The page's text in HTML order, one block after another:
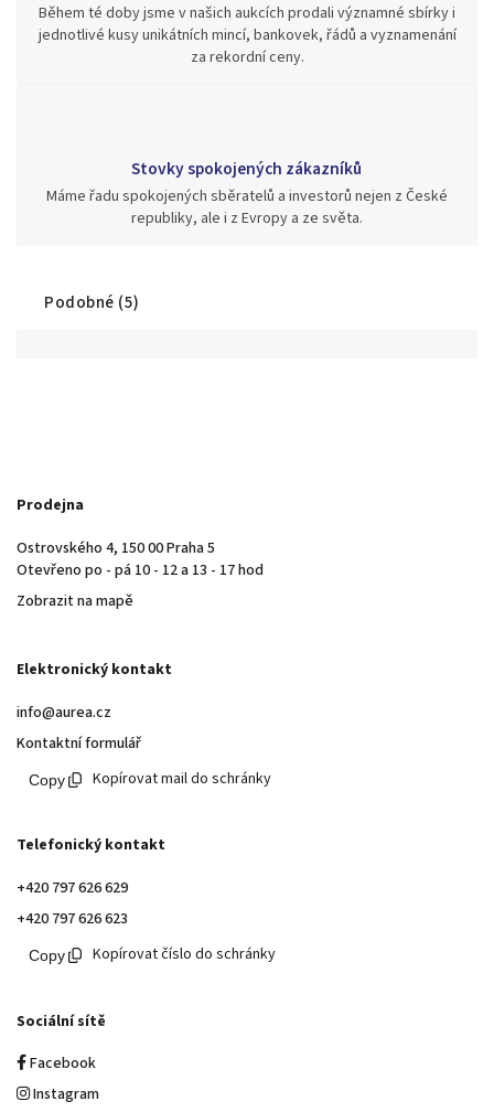
Během té doby jsme v našich aukcích prodali významné sbírky i
jednotlivé kusy unikátních mincí, bankovek, řádů a vyznamenání
za rekordní ceny.
Stovky spokojených zákazníků
Máme řadu spokojených sběratelů a investorů nejen z České
republiky, ale i z Evropy a ze světa.
Podobné (5)
Prodejna
Ostrovského 4, 150 00 Praha 5
Otevřeno po - pá 10 - 12 a 13 - 17 hod
Zobrazit na mapě
Elektronický kontakt
info@aurea.cz
Kontaktní formulář
Kopírovat mail do schránky
Telefonický kontakt
+420 797 626 629
+420 797 626 623
Kopírovat číslo do schránky
Sociální sítě
Facebook
Instagram